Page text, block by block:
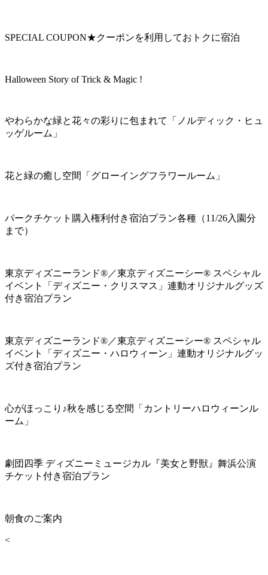
SPECIAL COUPON★クーポンを利用しておトクに宿泊
Halloween Story of Trick & Magic !
やわらかな緑と花々の彩りに包まれて「ノルディック・ヒュ
ッゲルーム」
花と緑の癒し空間「グローイングフラワールーム」
パークチケット購入権利付き宿泊プラン各種（11/26入園分
まで）
東京ディズニーランド®／東京ディズニーシー® スペシャル
イベント「ディズニー・クリスマス」連動オリジナルグッズ
付き宿泊プラン
東京ディズニーランド®／東京ディズニーシー® スペシャル
イベント「ディズニー・ハロウィーン」連動オリジナルグッ
ズ付き宿泊プラン
心がほっこり♪秋を感じる空間「カントリーハロウィーンル
ーム」
劇団四季 ディズニーミュージカル『美女と野獣』舞浜公演
チケット付き宿泊プラン
朝食のご案内
<